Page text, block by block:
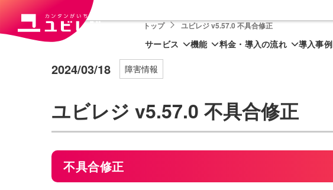
サービス 機能 料金・導入の流れ 導入事例
トップ ユビレジ v5.57.0 不具合修正
2024/03/18 障害情報
ユビレジ v5.57.0 不具合修正
不具合修正